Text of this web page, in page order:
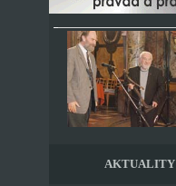
AKTUALITY